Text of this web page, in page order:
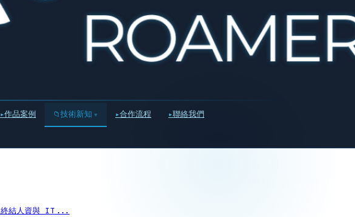
▸作品案例 📁技術新知 ▾ ▸合作流程 ▸聯絡我們
終結人資與 IT...